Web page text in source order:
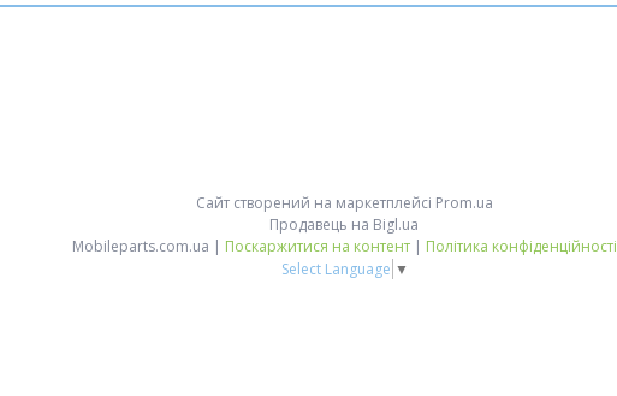
Сайт створений на маркетплейсі Prom.ua
Продавець на Bigl.ua
Mobileparts.com.ua | Поскаржитися на контент | Політика конфіденційності
Select Language ▼